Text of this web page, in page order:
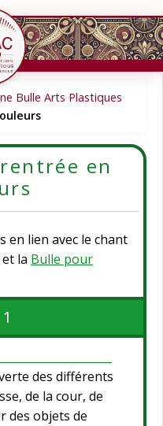
Bulle Arts Plastiques
en
en lien avec le chant
la Bulle pour
des différents
de la cour, de
des objets de